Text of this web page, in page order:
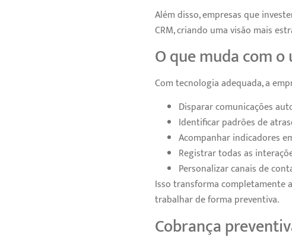
Além disso, empresas que
CRM, criando uma visão mais
O que muda com
Com tecnologia adequada, a
Disparar comunicações
Identificar padrões de
Acompanhar indicadores
Registrar todas as
Personalizar canais de
Isso transforma completamente
trabalhar de forma preventiva.
Cobrança